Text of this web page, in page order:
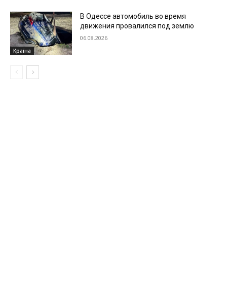
Країна
В Одессе автомобиль во время
движения провалился под землю
06.08.2026